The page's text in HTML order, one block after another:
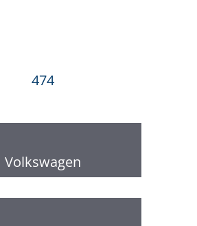
474
Volkswagen